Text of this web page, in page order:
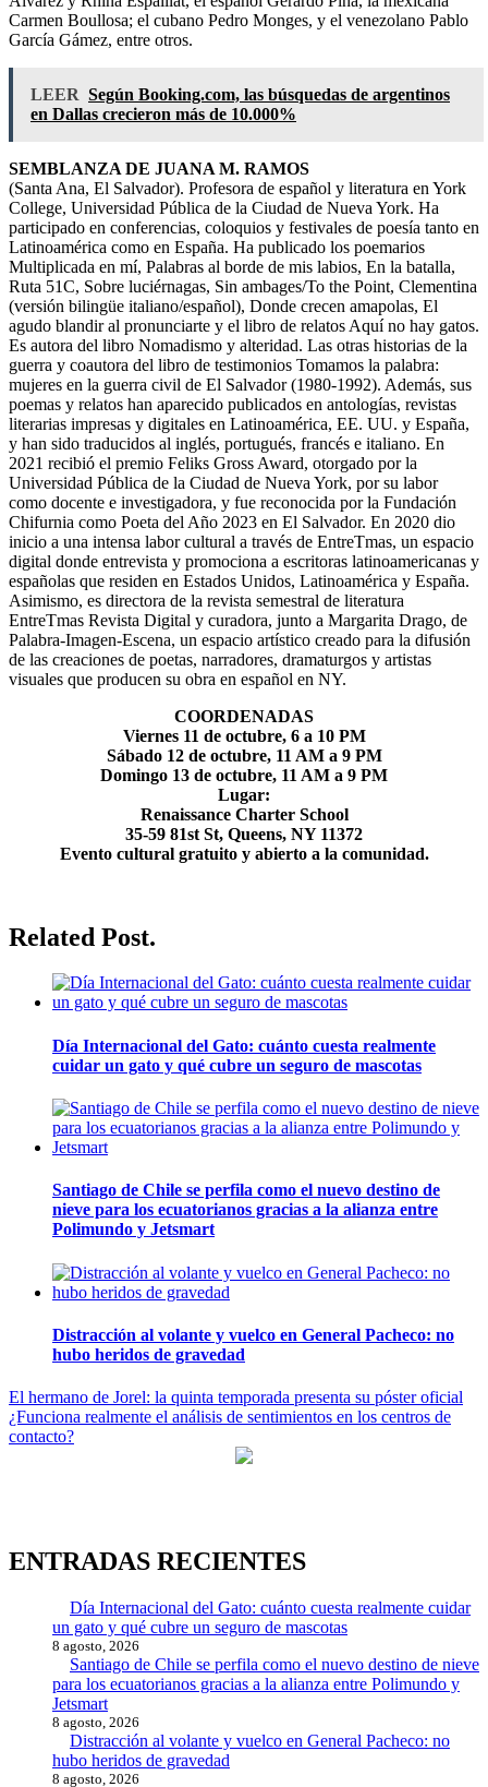
Carmen Boullosa; el cubano Pedro Monges, y el venezolano Pablo
García Gámez, entre otros.
LEER Según Booking.com, las búsquedas de argentinos
en Dallas crecieron más de 10.000%
SEMBLANZA DE JUANA M. RAMOS
(Santa Ana, El Salvador). Profesora de español y literatura en York
College, Universidad Pública de la Ciudad de Nueva York. Ha
participado en conferencias, coloquios y festivales de poesía tanto en
Latinoamérica como en España. Ha publicado los poemarios
Multiplicada en mí, Palabras al borde de mis labios, En la batalla,
Ruta 51C, Sobre luciérnagas, Sin ambages/To the Point, Clementina
(versión bilingüe italiano/español), Donde crecen amapolas, El
agudo blandir al pronunciarte y el libro de relatos Aquí no hay gatos.
Es autora del libro Nomadismo y alteridad. Las otras historias de la
guerra y coautora del libro de testimonios Tomamos la palabra:
mujeres en la guerra civil de El Salvador (1980-1992). Además, sus
poemas y relatos han aparecido publicados en antologías, revistas
literarias impresas y digitales en Latinoamérica, EE. UU. y España,
y han sido traducidos al inglés, portugués, francés e italiano. En
2021 recibió el premio Feliks Gross Award, otorgado por la
Universidad Pública de la Ciudad de Nueva York, por su labor
como docente e investigadora, y fue reconocida por la Fundación
Chifurnia como Poeta del Año 2023 en El Salvador. En 2020 dio
inicio a una intensa labor cultural a través de EntreTmas, un espacio
digital donde entrevista y promociona a escritoras latinoamericanas y
españolas que residen en Estados Unidos, Latinoamérica y España.
Asimismo, es directora de la revista semestral de literatura
EntreTmas Revista Digital y curadora, junto a Margarita Drago, de
Palabra-Imagen-Escena, un espacio artístico creado para la difusión
de las creaciones de poetas, narradores, dramaturgos y artistas
visuales que producen su obra en español en NY.
COORDENADAS
Viernes 11 de octubre, 6 a 10 PM
Sábado 12 de octubre, 11 AM a 9 PM
Domingo 13 de octubre, 11 AM a 9 PM
Lugar:
Renaissance Charter School
35-59 81st St, Queens, NY 11372
Evento cultural gratuito y abierto a la comunidad.
Related Post.
Día Internacional del Gato: cuánto cuesta realmente
cuidar un gato y qué cubre un seguro de mascotas
Santiago de Chile se perfila como el nuevo destino de
nieve para los ecuatorianos gracias a la alianza entre
Polimundo y Jetsmart
Distracción al volante y vuelco en General Pacheco: no
hubo heridos de gravedad
Navegación
de
El hermano de Jorel: la quinta temporada presenta su póster oficial
¿Funciona realmente el análisis de sentimientos en los centros de
contacto?
ENTRADAS RECIENTES
Día Internacional del Gato: cuánto cuesta realmente cuidar
un gato y qué cubre un seguro de mascotas
8 agosto, 2026
Santiago de Chile se perfila como el nuevo destino de nieve
para los ecuatorianos gracias a la alianza entre Polimundo y
Jetsmart
8 agosto, 2026
Distracción al volante y vuelco en General Pacheco: no
hubo heridos de gravedad
8 agosto, 2026